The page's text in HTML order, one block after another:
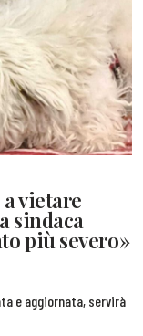
vietare
sindaca
più severo»
e aggiornata, servirà